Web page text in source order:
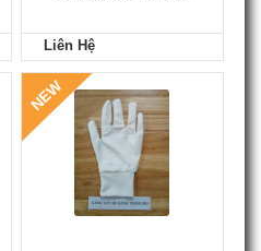
Liên Hệ
NEW